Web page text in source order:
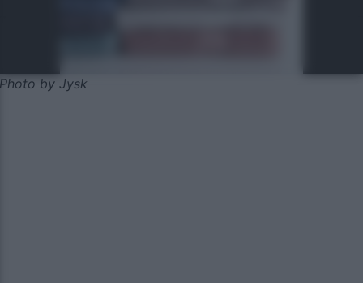
Photo by Jysk